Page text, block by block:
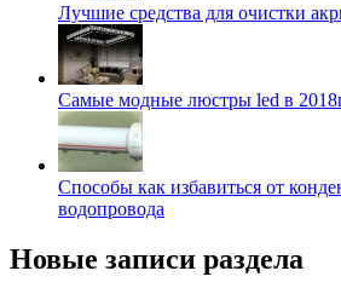
Лучшие средства для очистки
Самые модные люстры led в
Способы как избавиться от
водопровода
Новые записи раздела